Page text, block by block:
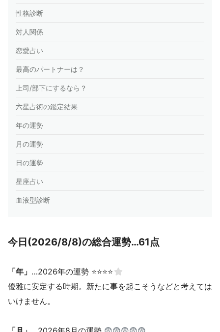
性格診断
対人関係
恋愛占い
最高のパートナーは？
上司/部下にするなら？
六星占術の鑑定結果
年の運勢
月の運勢
日の運勢
星座占い
血液型診断
今日(2026/8/8)の総合運勢…61点
「年」 …2026年の運勢 ⭐⭐⭐⭐
優雅に安定する時期。新たに事を起こそうなどと考えては
いけません。